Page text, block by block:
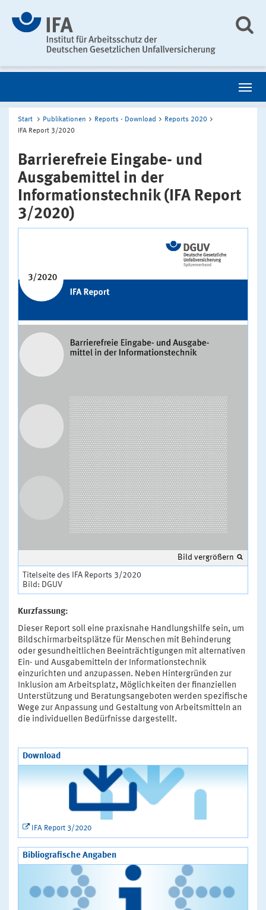
Start Publikationen Reports - Download
Reports 2020
IFA Report 3/2020
Barrierefreie Eingabe- und
Ausgabemittel in der
Informationstechnik (IFA Report
3/2020)
Bild vergrößern
Titelseite des IFA Reports 3/2020
Bild: DGUV
Kurzfassung:
Dieser Report soll eine praxisnahe Handlungshilfe sein, um
Bildschirmarbeitsplätze für Menschen mit Behinderung
oder gesundheitlichen Beeinträchtigungen mit alternativen
Ein- und Ausgabemitteln der Informationstechnik
einzurichten und anzupassen. Neben Hintergründen zur
Inklusion am Arbeitsplatz, Möglichkeiten der finanziellen
Unterstützung und Beratungsangeboten werden spezifische
Wege zur Anpassung und Gestaltung von Arbeitsmitteln an
die individuellen Bedürfnisse dargestellt.
Download
IFA Report 3/2020
Bibliografische Angaben